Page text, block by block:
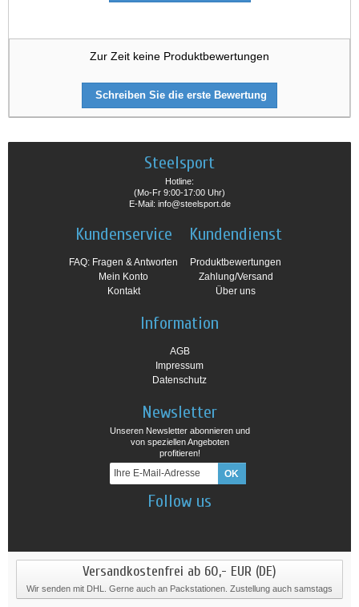
Zur Zeit keine Produktbewertungen
Schreiben Sie die erste Bewertung
Steelsport
Hotline:
(Mo-Fr 9:00-17:00 Uhr)
E-Mail: info@steelsport.de
Kundenservice
FAQ: Fragen & Antworten
Mein Konto
Kontakt
Kundendienst
Produktbewertungen
Zahlung/Versand
Über uns
Information
AGB
Impressum
Datenschutz
Newsletter
Unseren Newsletter abonnieren und
von speziellen Angeboten
profitieren!
Follow us
Versandkostenfrei ab 60,- EUR (DE)
Wir senden mit DHL. Gerne auch an Packstationen. Zustellung auch samstags